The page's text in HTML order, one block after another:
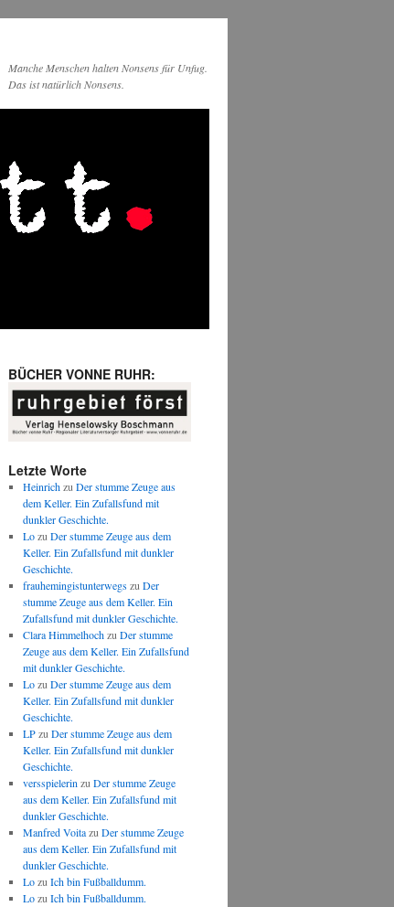
Manche Menschen halten Nonsens für Unfug.
Das ist natürlich Nonsens.
BÜCHER VONNE RUHR:
Letzte Worte
HeinrichzuDer stumme Zeuge aus
dem Keller. Ein Zufallsfund mit
dunkler Geschichte.
LozuDer stumme Zeuge aus dem
Keller. Ein Zufallsfund mit dunkler
Geschichte.
frauhemingistunterwegszuDer
stumme Zeuge aus dem Keller. Ein
Zufallsfund mit dunkler Geschichte.
Clara HimmelhochzuDer stumme
Zeuge aus dem Keller. Ein Zufallsfund
mit dunkler Geschichte.
LozuDer stumme Zeuge aus dem
Keller. Ein Zufallsfund mit dunkler
Geschichte.
LPzuDer stumme Zeuge aus dem
Keller. Ein Zufallsfund mit dunkler
Geschichte.
versspielerinzuDer stumme Zeuge
aus dem Keller. Ein Zufallsfund mit
dunkler Geschichte.
Manfred VoitazuDer stumme Zeuge
aus dem Keller. Ein Zufallsfund mit
dunkler Geschichte.
LozuIch bin Fußballdumm.
LozuIch bin Fußballdumm.